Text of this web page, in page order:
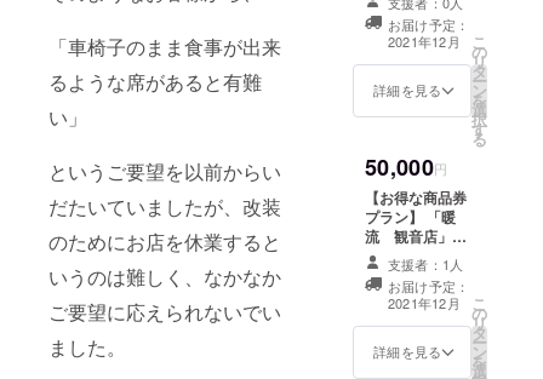
「車椅子のまま食事が出来
るような席があると有難
い」
というご要望を以前からい
だたいていましたが、改装
のためにお店を休業すると
いうのは難しく、なかなか
ご要望に応えられないでい
ました。
また、商品券の
払戻し・換金は
できませんの
で、ご了承いた
だきますようお
願いいたしま
『支援者様のお
名前』を掲示さ
せて頂きます。
※御支援金額に応
じて、文字の大
など表記のご希
望は備考欄にご
記入ください。
お届け予定：
2021年12月
詳細を見る
こ
の
リ
タ
ー
ン
を
選
択
す
る
50,000円
【お得な商品券
プラン】 「暖
流 観音店」で
利用できる
60000円分の商
品券を送りま
す。 1000円券
×60枚＝60000
円分で、10000
支援者：1人
お届け予定：
2021年12月
詳細を見る
こ
の
リ
タ
ー
ン
を
選